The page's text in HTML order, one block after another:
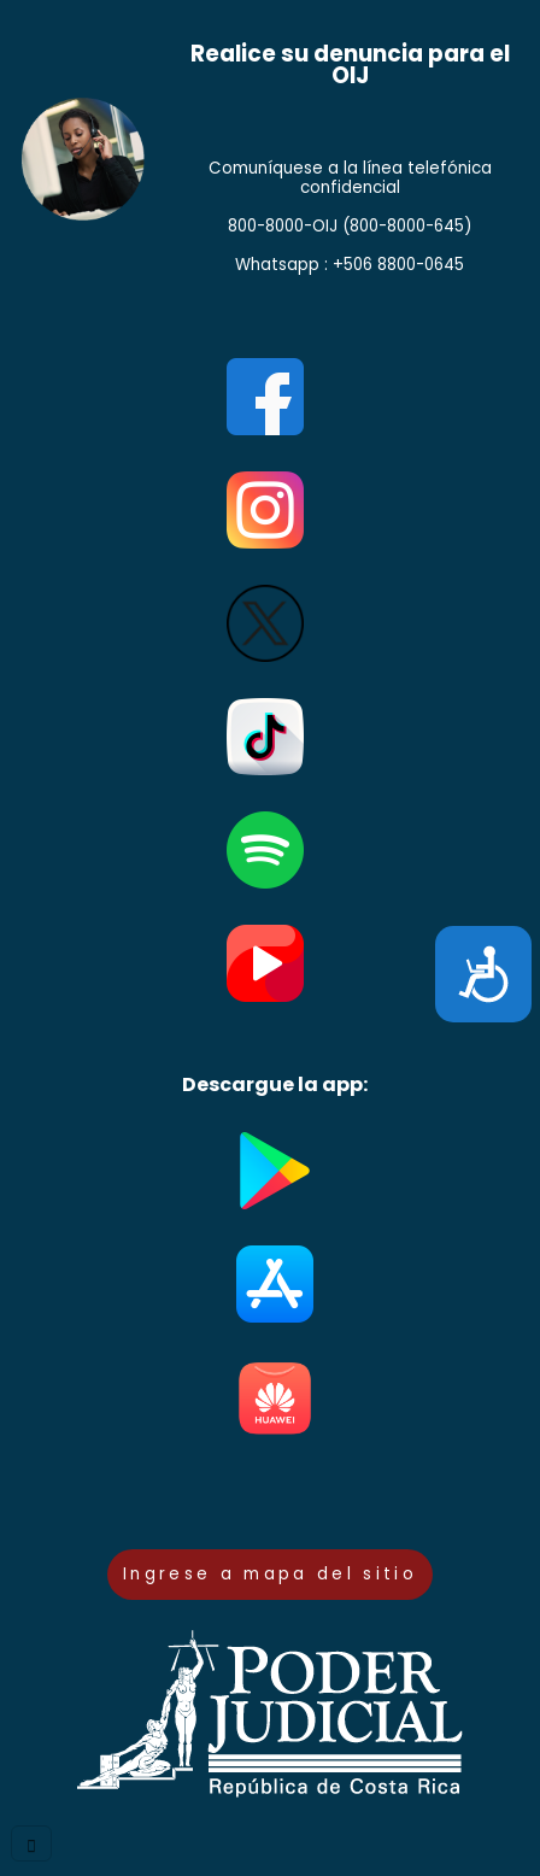
Realice su denuncia para el
OIJ
Comuníquese a la línea telefónica
confidencial
800-8000-OIJ (800-8000-645)
Whatsapp : +506 8800-0645
Descargue la app:
Ingrese a mapa del sitio